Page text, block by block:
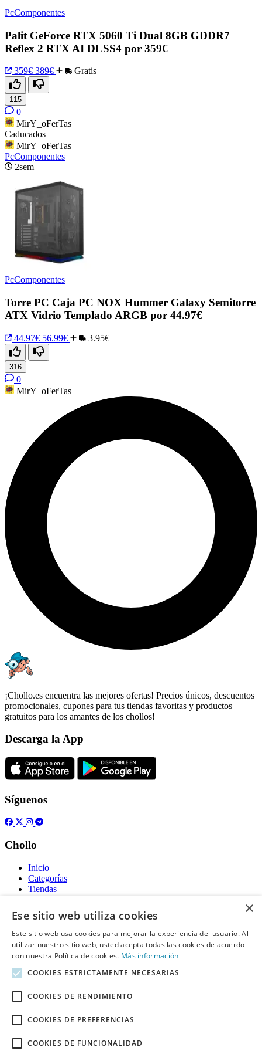
PcComponentes
Palit GeForce RTX 5060 Ti Dual 8GB GDDR7
Reflex 2 RTX AI DLSS4 por 359€
359€ 389€ Gratis
115
0
MirY_oFerTas
Caducados
MirY_oFerTas
PcComponentes
2sem
PcComponentes
Torre PC Caja PC NOX Hummer Galaxy Semitorre
ATX Vidrio Templado ARGB por 44.97€
44.97€ 56.99€ 3.95€
316
0
MirY_oFerTas
¡Chollo.es encuentra las mejores ofertas! Precios únicos, descuentos
promocionales, cupones para tus tiendas favoritas y productos
gratuitos para los amantes de los chollos!
Descarga la App
Síguenos
Chollo
Inicio
Categorías
Tiendas
Gratis
Acerca de
Sobre nosotros
Contacto
Información legal
Declaración de cookies
Descargo de Responsabilidad
×
Ese sitio web utiliza cookies
Este sitio web usa cookies para mejorar la experiencia del usuario. Al
utilizar nuestro sitio web, usted acepta todas las cookies de acuerdo
con nuestra Política de cookies. Más información
COOKIES ESTRICTAMENTE NECESARIAS
COOKIES DE RENDIMIENTO
COOKIES DE PREFERENCIAS
COOKIES DE FUNCIONALIDAD